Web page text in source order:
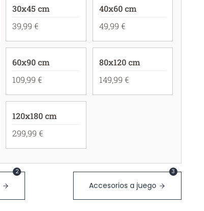
30x45 cm
39,99 €
40x60 cm
49,99 €
60x90 cm
109,99 €
80x120 cm
149,99 €
120x180 cm
299,99 €
2
Accesorios a juego
3